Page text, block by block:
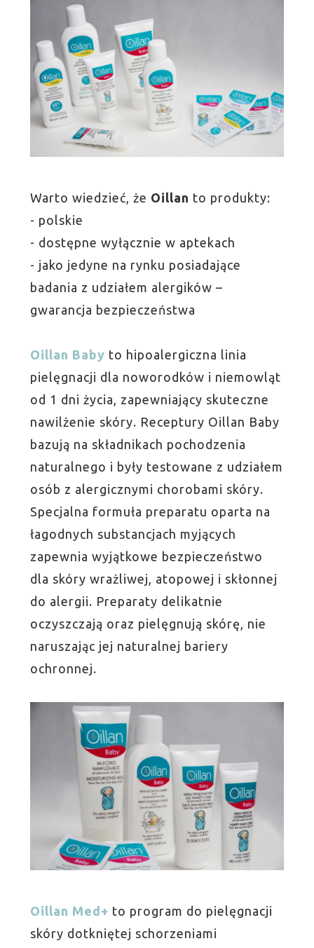
Warto wiedzieć, że Oillan to produkty:
- polskie
- dostępne wyłącznie w aptekach
- jako jedyne na rynku posiadające
badania z udziałem alergików –
gwarancja bezpieczeństwa
Oillan Baby to hipoalergiczna linia
pielęgnacji dla noworodków i niemowląt
od 1 dni życia, zapewniający skuteczne
nawilżenie skóry. Receptury Oillan Baby
bazują na składnikach pochodzenia
naturalnego i były testowane z udziałem
osób z alergicznymi chorobami skóry.
Specjalna formuła preparatu oparta na
łagodnych substancjach myjących
zapewnia wyjątkowe bezpieczeństwo
dla skóry wrażliwej, atopowej i skłonnej
do alergii. Preparaty delikatnie
oczyszczają oraz pielęgnują skórę, nie
naruszając jej naturalnej bariery
ochronnej.
Oillan Med+ to program do pielęgnacji
skóry dotkniętej schorzeniami